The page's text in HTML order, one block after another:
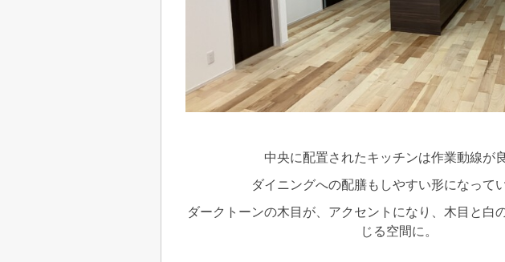
中央に配置されたキッチンは作業動線が良
ダイニングへの配膳もしやすい形になってい
ダークトーンの木目が、アクセントになり、木目と白
じる空間に。